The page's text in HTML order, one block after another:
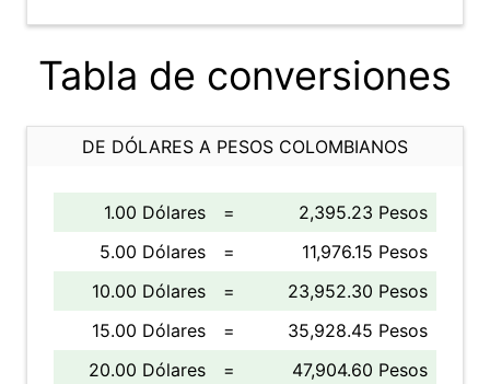
Tabla de conversiones
DE DÓLARES A PESOS COLOMBIANOS
1.00 Dólares =
2,395.23 Pesos
5.00 Dólares
=
11,976.15 Pesos
10.00 Dólares
=
23,952.30 Pesos
15.00 Dólares
=
35,928.45 Pesos
20.00 Dólares
=
47,904.60 Pesos